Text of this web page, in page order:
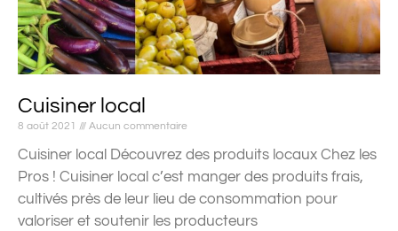
Cuisiner local
8 août 2021 Aucun commentaire
Cuisiner local Découvrez des produits locaux Chez les
Pros ! Cuisiner local c’est manger des produits frais,
cultivés près de leur lieu de consommation pour
valoriser et soutenir les producteurs